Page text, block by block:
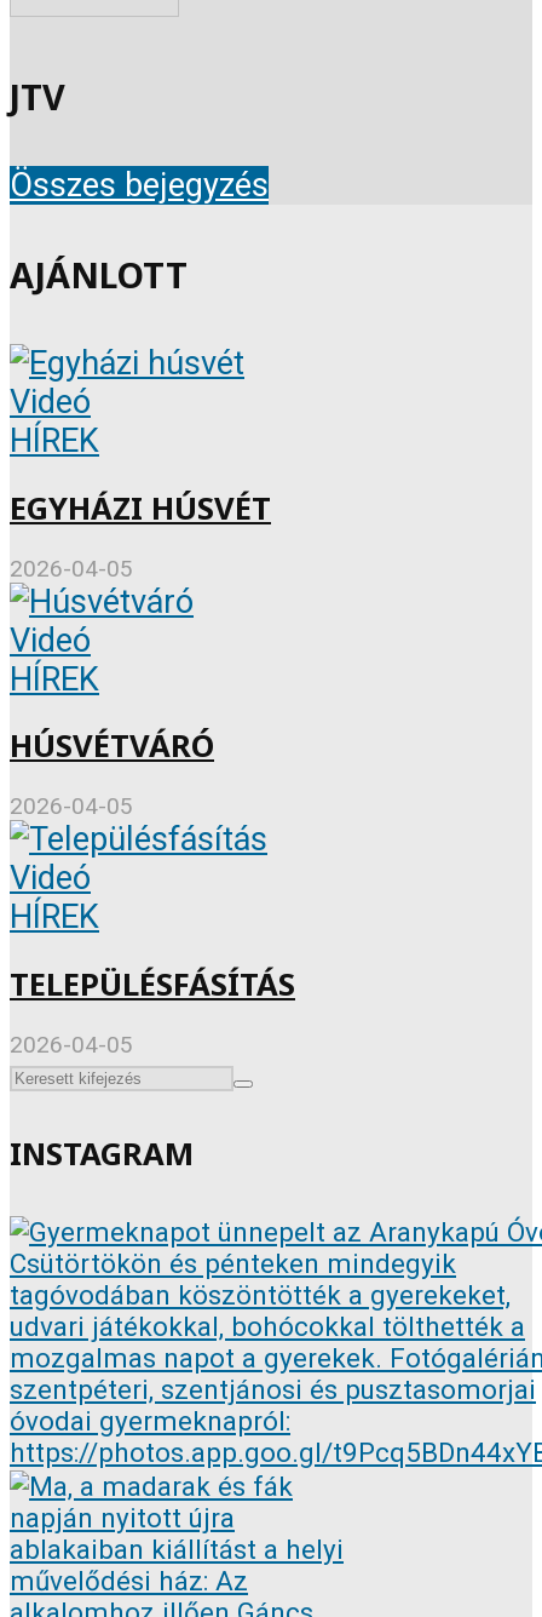
JTV
Összes bejegyzés
AJÁNLOTT
Videó
HÍREK
EGYHÁZI HÚSVÉT
2026-04-05
Videó
HÍREK
HÚSVÉTVÁRÓ
2026-04-05
Videó
HÍREK
TELEPÜLÉSFÁSÍTÁS
2026-04-05
INSTAGRAM